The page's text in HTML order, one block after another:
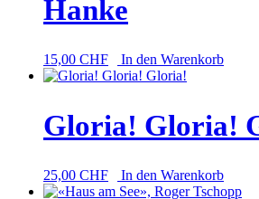
Hanke
15,00 CHF In den Warenkorb
Gloria! Gloria!
25,00 CHF In den Warenkorb